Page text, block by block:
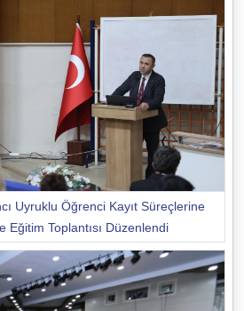
Uyruklu Öğrenci Kayıt Süreçlerine
Eğitim Toplantısı Düzenlendi